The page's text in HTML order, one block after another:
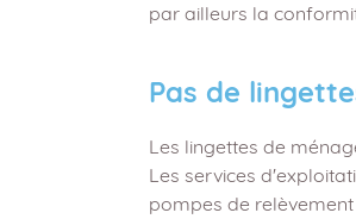
par ailleurs la
Pas de
Les lingettes de
Les services
pompes de